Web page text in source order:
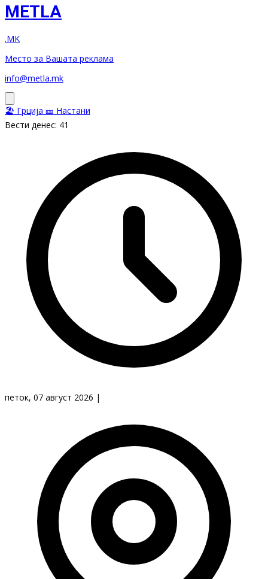
METLA
.MK
Место за Вашата реклама
info@metla.mk
🏖️ Грција 🎫 Настани
Вести денес: 41
петок, 07 август 2026 |